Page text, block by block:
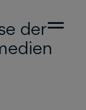
der